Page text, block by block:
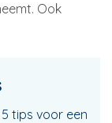
Ook
tips voor een